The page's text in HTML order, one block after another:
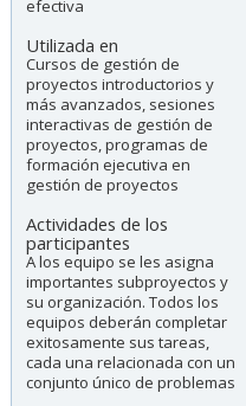
efectiva
Utilizada en
Cursos de gestión de
proyectos introductorios y
más avanzados, sesiones
interactivas de gestión de
proyectos, programas de
formación ejecutiva en
gestión de proyectos
Actividades de los
participantes
A los equipo se les asigna
importantes subproyectos y
su organización. Todos los
equipos deberán completar
exitosamente sus tareas,
cada una relacionada con un
conjunto único de problemas